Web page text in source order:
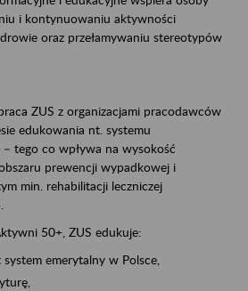
i kontynuowaniu aktywności
oraz przełamywaniu stereotypów
ZUS z organizacjami pracodawców
edukowania nt. systemu
tego co wpływa na wysokość
prewencji wypadkowej i
min. rehabilitacji leczniczej
50+, ZUS edukuje:
emerytalny w Polsce,